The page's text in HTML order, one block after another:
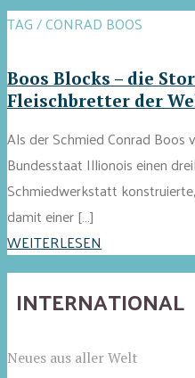
TAG / CONRAD BOOS
Boos Blocks – die
Fleischbretter der
Als der Schmied Conrad Boos
Bundesstaat Illionois einen
Schmiedwerkstatt
damit einer […]
WEITERLESEN
INTERNATIONAL
Neues aus aller Welt